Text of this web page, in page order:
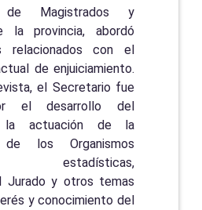
de Magistrados y
la provincia, abordó
relacionados con el
de enjuiciamiento.
el Secretario fue
el desarrollo del
la actuación de la
los Organismos
estadísticas,
Jurado y otros temas
y conocimiento del